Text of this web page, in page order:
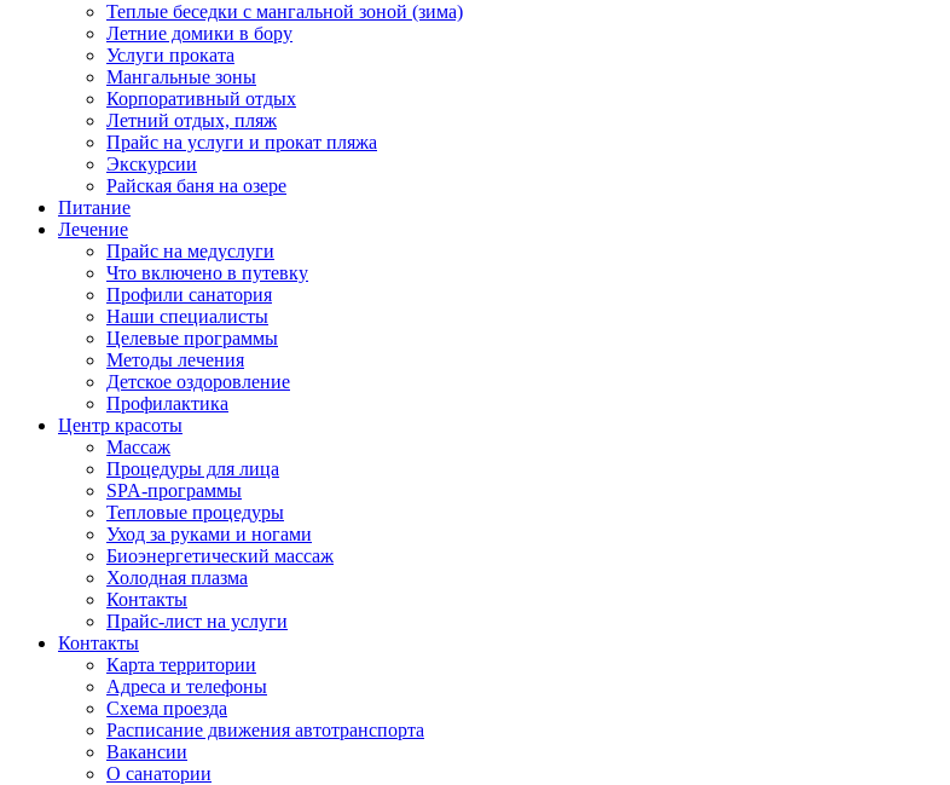
Теплые беседки с мангальной зоной (зима)
Летние домики в бору
Услуги проката
Мангальные зоны
Корпоративный отдых
Летний отдых, пляж
Прайс на услуги и прокат пляжа
Экскурсии
Райская баня на озере
Питание
Лечение
Прайс на медуслуги
Что включено в путевку
Профили санатория
Наши специалисты
Целевые программы
Методы лечения
Детское оздоровление
Профилактика
Центр красоты
Массаж
Процедуры для лица
SPA-программы
Тепловые процедуры
Уход за руками и ногами
Биоэнергетический массаж
Холодная плазма
Контакты
Прайс-лист на услуги
Контакты
Карта территории
Адреса и телефоны
Схема проезда
Расписание движения автотранспорта
Вакансии
О санатории